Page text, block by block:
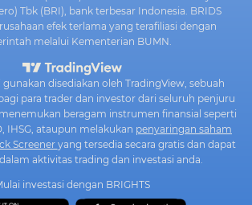
Tbk (BRI), bank terbesar Indonesia. BRIDS
efek terlama yang terafiliasi dengan
melalui Kementerian BUMN.
disediakan oleh TradingView, sebuah
para trader dan investor dari seluruh penjuru
beragam instrumen finansial seperti
IHSG, ataupun melakukan penyaringan saham
Screener yang tersedia secara gratis dan dapat
aktivitas trading dan investasi anda.
investasi dengan BRIGHTS